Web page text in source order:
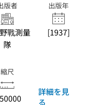
版者
戰測量
隊
出版年
[1937]
縮尺
詳細を見
る